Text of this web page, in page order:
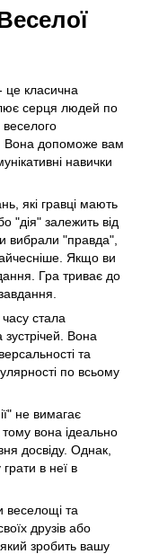
це класична
серця людей по
веселого
Вона допоможе вам
навички
які гравці мають
"дія" залежить від
вибрали "правда",
Якщо ви
Гра триває до
стала
Вона
та
по всьому
не вимагає
тому вона ідеально
досвіду. Однак,
в неї в
веселощі та
друзів або
зробить вашу